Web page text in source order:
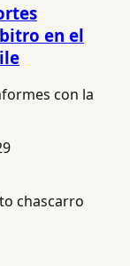
en el
con la